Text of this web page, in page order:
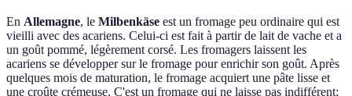
En Allemagne, le Milbenkäse est un fromage peu ordinaire qui est
vieilli avec des acariens. Celui-ci est fait à partir de lait de vache et a
un goût pommé, légèrement corsé. Les fromagers laissent les
acariens se développer sur le fromage pour enrichir son goût. Après
quelques mois de maturation, le fromage acquiert une pâte lisse et
une croûte crémeuse. C'est un fromage qui ne laisse pas indifférent;